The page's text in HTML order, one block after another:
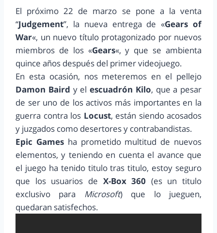
El próximo 22 de marzo se pone a la venta
“Judgement”, la nueva entrega de «Gears of
War«, un nuevo título protagonizado por nuevos
miembros de los «Gears«, y que se ambienta
quince años después del primer videojuego.
En esta ocasión, nos meteremos en el pellejo
Damon Baird y el escuadrón Kilo, que a pesar
de ser uno de los activos más importantes en la
guerra contra los Locust, están siendo acosados
y juzgados como desertores y contrabandistas.
Epic Gamesha prometido multitud de nuevos
elementos, y teniendo en cuenta el avance que
el juego ha tenido titulo tras titulo, estoy seguro
que los usuarios de X-Box 360 (es un titulo
exclusivo para Microsoft) que lo jueguen,
quedaran satisfechos.